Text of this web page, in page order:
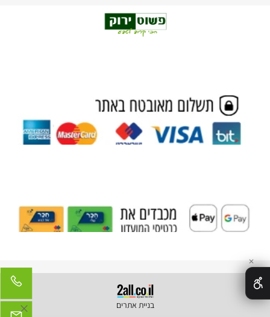
בניית אתרים
✕